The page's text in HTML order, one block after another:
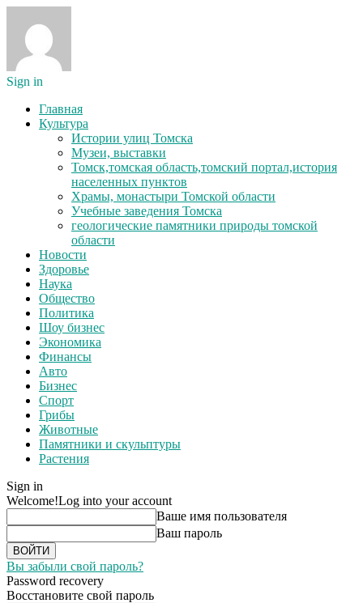
Sign in
Главная
Культура
Истории улиц Томска
Музеи, выставки
Томск,томская область,томский портал,история
населенных пунктов
Храмы, монастыри Томской области
Учебные заведения Томска
геологические памятники природы томской
области
Новости
Здоровье
Наука
Общество
Политика
Шоу бизнес
Экономика
Финансы
Авто
Бизнес
Спорт
Грибы
Животные
Памятники и скульптуры
Растения
Sign in
Welcome!Log into your account
Ваше имя пользователя
Ваш пароль
Вы забыли свой пароль?
Password recovery
Восстановите свой пароль